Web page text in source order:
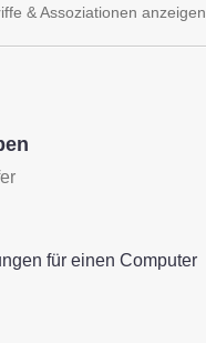
& Assoziationen anzeigen
für einen Computer